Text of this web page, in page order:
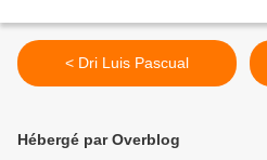
< Dri Luis Pascual
Hébergé par Overblog